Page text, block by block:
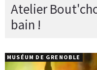
Atelier
bain !
MUSÉUM DE GRENOBLE